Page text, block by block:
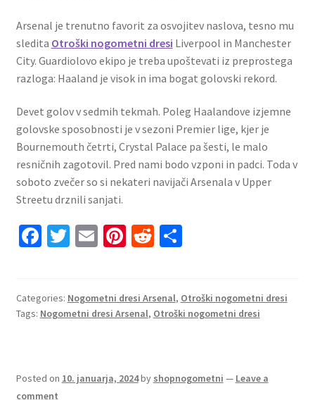
Arsenal je trenutno favorit za osvojitev naslova, tesno mu
sledita Otroški nogometni dresi Liverpool in Manchester
City. Guardiolovo ekipo je treba upoštevati iz preprostega
razloga: Haaland je visok in ima bogat golovski rekord.
Devet golov v sedmih tekmah. Poleg Haalandove izjemne
golovske sposobnosti je v sezoni Premier lige, kjer je
Bournemouth četrti, Crystal Palace pa šesti, le malo
resničnih zagotovil. Pred nami bodo vzponi in padci. Toda v
soboto zvečer so si nekateri navijači Arsenala v Upper
Streetu drznili sanjati.
Fa
o
o
T
er
E
l
Pi
es
t
R
di
t
S
e
Categories: Nogometni dresi Arsenal, Otroški nogometni dresi
Tags: Nogometni dresi Arsenal, Otroški nogometni dresi
Posted on 10. januarja, 2024by shopnogometni — Leave a
comment